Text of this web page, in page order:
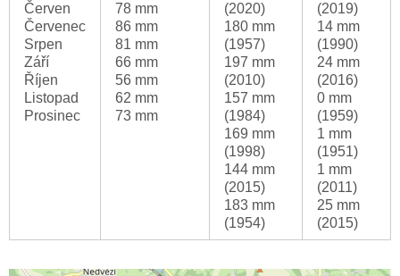
Červen
Červenec
Srpen
Září
Říjen
Listopad
Prosinec
78 mm
86 mm
81 mm
66 mm
56 mm
62 mm
73 mm
(2020)
180 mm
(1957)
197 mm
(2010)
157 mm
(1984)
169 mm
(1998)
144 mm
(2015)
183 mm
(1954)
(2019)
14 mm
(1990)
24 mm
(2016)
0 mm
(1959)
1 mm
(1951)
1 mm
(2011)
25 mm
(2015)